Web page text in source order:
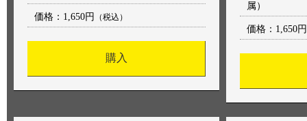
価格： 1,650円 （税込）
購入
属）
価格： 1,650円